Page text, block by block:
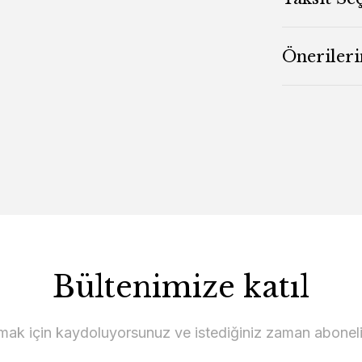
Bültenimize katıl
için kaydoluyorsunuz ve istediğiniz zaman